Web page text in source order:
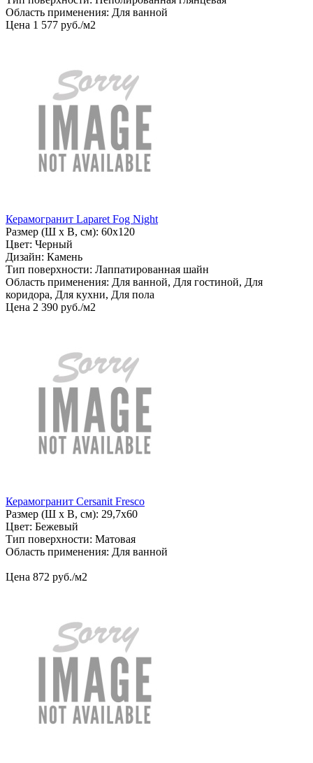
Область применения: Для ванной
Цена 1 577 руб./м2
Керамогранит Laparet Fog Night
Размер (Ш х В, см): 60х120
Цвет: Черный
Дизайн: Камень
Тип поверхности: Лаппатированная шайн
Область применения: Для ванной, Для гостиной, Для
коридора, Для кухни, Для пола
Цена 2 390 руб./м2
Керамогранит Cersanit Fresco
Размер (Ш х В, см): 29,7х60
Цвет: Бежевый
Тип поверхности: Матовая
Область применения: Для ванной
Цена 872 руб./м2